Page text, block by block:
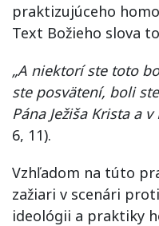
praktizujúceho
Text Božieho slova
„A niektorí ste toto
ste posvätení, boli
Pána Ježiša Krista a
6, 11).
Vzhľadom na túto
zažiari v scenári
ideológii a praktiky